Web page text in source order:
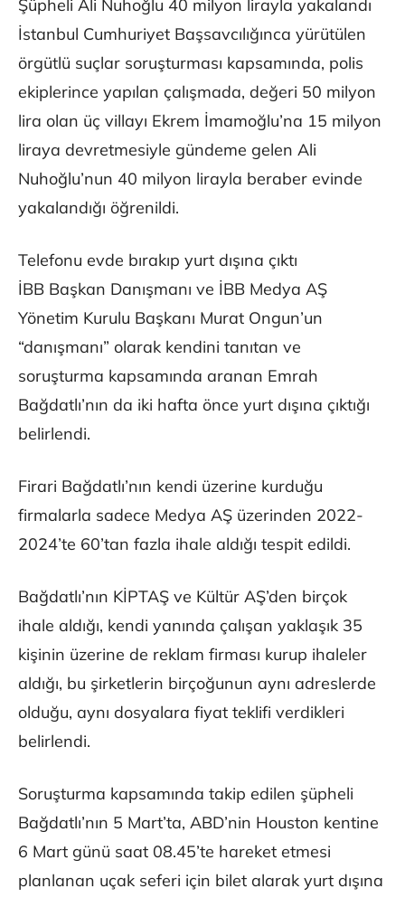
Şüpheli Ali Nuhoğlu 40 milyon lirayla yakalandı
İstanbul Cumhuriyet Başsavcılığınca yürütülen
örgütlü suçlar soruşturması kapsamında, polis
ekiplerince yapılan çalışmada, değeri 50 milyon
lira olan üç villayı Ekrem İmamoğlu’na 15 milyon
liraya devretmesiyle gündeme gelen Ali
Nuhoğlu’nun 40 milyon lirayla beraber evinde
yakalandığı öğrenildi.
Telefonu evde bırakıp yurt dışına çıktı
İBB Başkan Danışmanı ve İBB Medya AŞ
Yönetim Kurulu Başkanı Murat Ongun’un
“danışmanı” olarak kendini tanıtan ve
soruşturma kapsamında aranan Emrah
Bağdatlı’nın da iki hafta önce yurt dışına çıktığı
belirlendi.
Firari Bağdatlı’nın kendi üzerine kurduğu
firmalarla sadece Medya AŞ üzerinden 2022-
2024’te 60’tan fazla ihale aldığı tespit edildi.
Bağdatlı’nın KİPTAŞ ve Kültür AŞ’den birçok
ihale aldığı, kendi yanında çalışan yaklaşık 35
kişinin üzerine de reklam firması kurup ihaleler
aldığı, bu şirketlerin birçoğunun aynı adreslerde
olduğu, aynı dosyalara fiyat teklifi verdikleri
belirlendi.
Soruşturma kapsamında takip edilen şüpheli
Bağdatlı’nın 5 Mart’ta, ABD’nin Houston kentine
6 Mart günü saat 08.45’te hareket etmesi
planlanan uçak seferi için bilet alarak yurt dışına